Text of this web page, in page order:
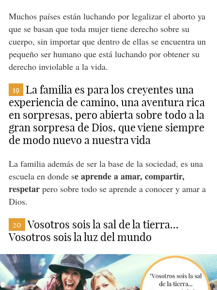
Muchos países están luchando por legalizar el aborto ya
que se basan que toda mujer tiene derecho sobre su
cuerpo, sin importar que dentro de ellas se encuentra un
pequeño ser humano que está luchando por obtener su
derecho inviolable a la vida.
19
La familia es para los creyentes una
experiencia de camino, una aventura rica
en sorpresas, pero abierta sobre todo a la
gran sorpresa de Dios, que viene siempre
de modo nuevo a nuestra vida
La familia además de ser la base de la sociedad, es una
escuela en donde se aprende a amar, compartir,
respetarpero sobre todo se aprende a conocer y amar a
Dios.
20
Vosotros sois la sal de la tierra...
Vosotros sois la luz del mundo